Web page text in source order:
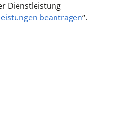
Dienstleistung
beantragen“.